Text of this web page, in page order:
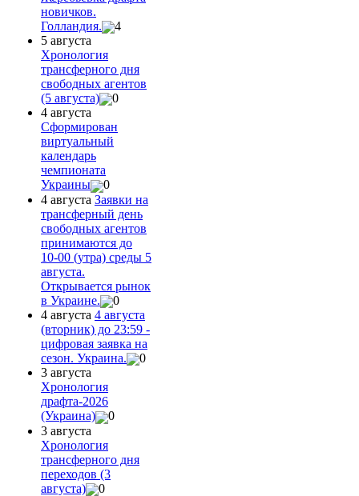
новичков.
Голландия.
4
5 августа
Хронология
трансферного дня
свободных агентов
(5 августа)
0
4 августа
Сформирован
виртуальный
календарь
чемпионата
Украины
0
4 августа Заявки на
трансферный день
свободных агентов
принимаются до
10-00 (утра) среды 5
августа.
Открывается рынок
в Украине.
0
4 августа 4 августа
(вторник) до 23:59 -
цифровая заявка на
сезон. Украина.
0
3 августа
Хронология
драфта-2026
(Украина)
0
3 августа
Хронология
трансферного дня
переходов (3
августа)
0